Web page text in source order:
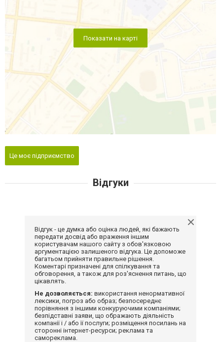
Показати на карті
Це моє підприємство
Відгуки
Відгук - це думка або оцінка людей, які бажають
передати досвід або враження іншим
користувачам нашого сайту з обов'язковою
аргументацією залишеного відгука. Це допоможе
багатьом прийняти правильне рішення.
Коментарі призначені для спілкування та
обговорення, а також для роз'яснення питань, що
цікавлять.
Не дозволяється: використання ненормативної
лексики, погроз або образ; безпосереднє
порівняння з іншими конкуруючими компаніями;
безпідставні заяви, що ображають діяльність
компанії і / або її послуги; розміщення посилань на
сторонні інтернет-ресурси; реклама та
самореклама.